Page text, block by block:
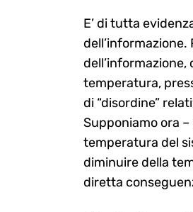
E’ di tutta
temperatura,
di “disordine”
Supponiamo ora
temperatura del
diminuire della
diretta